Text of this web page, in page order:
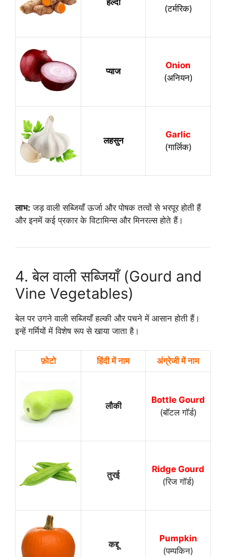
हल्दी
(टर्मरिक)
प्याज
Onion
(अनियन)
लहसुन
Garlic
(गार्लिक)
लाभ: जड़ वाली सब्जियाँ ऊर्जा और पोषक तत्वों से भरपूर होती हैं
और इनमें कई प्रकार के विटामिन्स और मिनरल्स होते हैं।
4. बेल वाली सब्जियाँ (Gourd and
Vine Vegetables)
बेल पर उगने वाली सब्जियाँ हल्की और पचने में आसान होती हैं।
इन्हें गर्मियों में विशेष रूप से खाया जाता है।
फ़ोटो हिंदी में नाम अंग्रेजी में नाम
लौकी
Bottle Gourd
(बॉटल गॉर्ड)
तुरई
Ridge Gourd
(रिज गॉर्ड)
कद्दू
Pumpkin
(पम्पकिन)